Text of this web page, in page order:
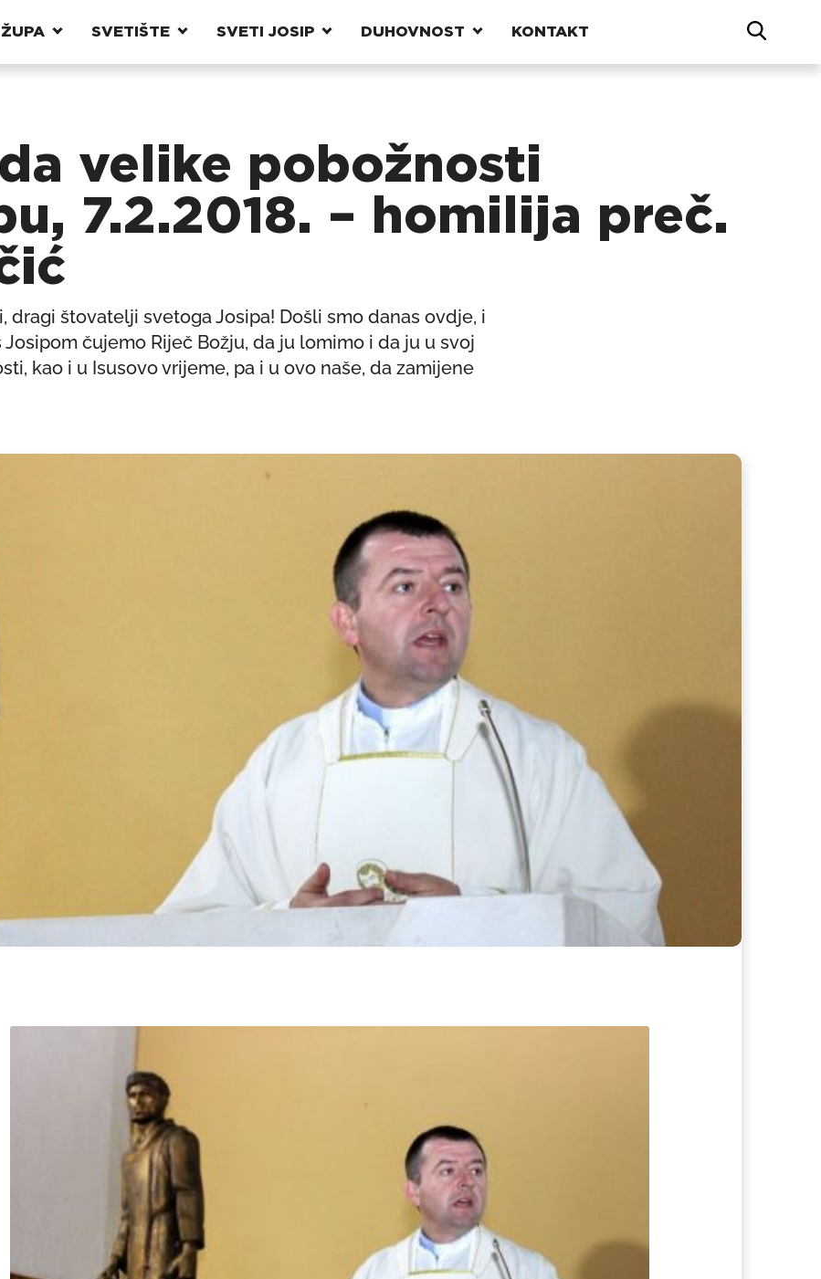
ŽUPA SVETIŠTE SVETI JOSIP DUHOVNOST KONTAKT
velike pobožnosti
7.2.2018. – homilija preč.
dragi štovatelji svetoga Josipa! Došli smo danas ovdje, i
čujemo Riječ Božju, da ju lomimo i da ju u svoj
kao i u Isusovo vrijeme, pa i u ovo naše, da zamijene